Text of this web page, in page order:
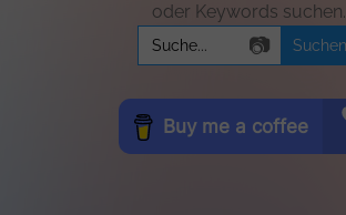
oder Keywords suchen.
Search
for:
📷